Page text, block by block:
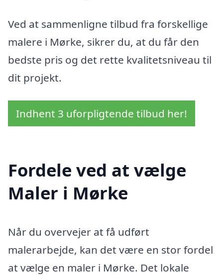
Ved at sammenligne tilbud fra forskellige
malere i Mørke, sikrer du, at du får den
bedste pris og det rette kvalitetsniveau til
dit projekt.
Indhent 3 uforpligtende tilbud her!
Fordele ved at vælge
Maler i Mørke
Når du overvejer at få udført
malerarbejde, kan det være en stor fordel
at vælge en maler i Mørke. Det lokale